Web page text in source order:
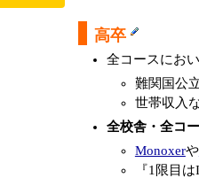
高卒
全コースにお
難関国公
世帯収入
全校舎・全コ
Monoxerや
『1限目